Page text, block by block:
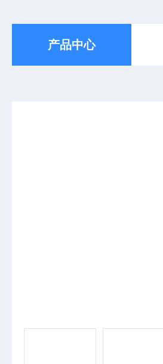
产品中心